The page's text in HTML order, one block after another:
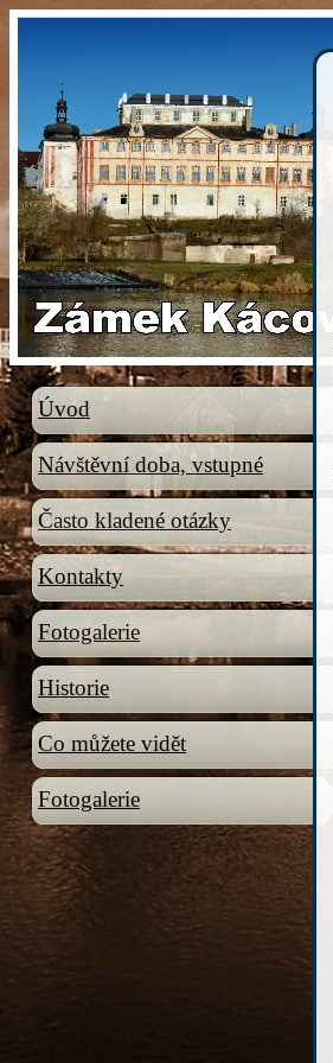
Úvod
Návštěvní doba, vstupné
Často kladené otázky
Kontakty
Fotogalerie
Historie
Co můžete vidět
Fotogalerie